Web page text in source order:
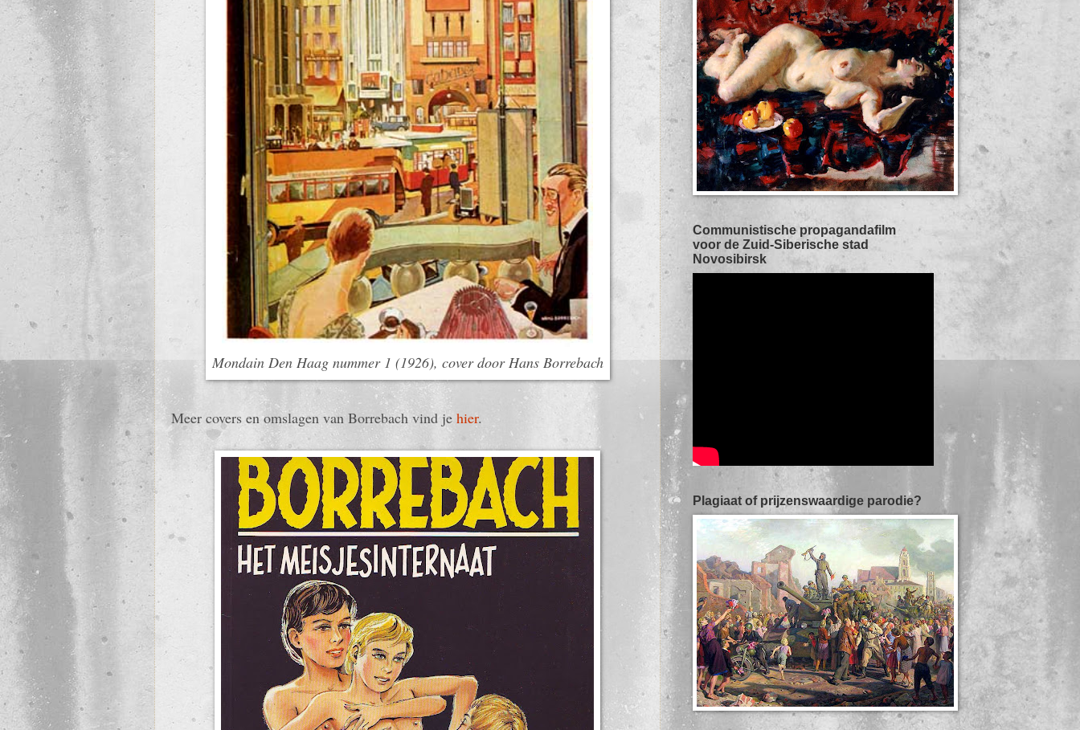
Mondain Den Haag nummer 1 (1926), cover door Hans Borrebach
Meer covers en omslagen van Borrebach vind je hier.
Communistische propagandafilm
voor de Zuid-Siberische stad
Novosibirsk
Plagiaat of prijzenswaardige parodie?